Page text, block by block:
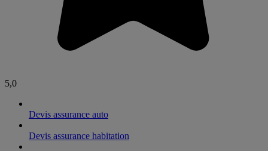
5,0
Devis assurance auto
Devis assurance habitation